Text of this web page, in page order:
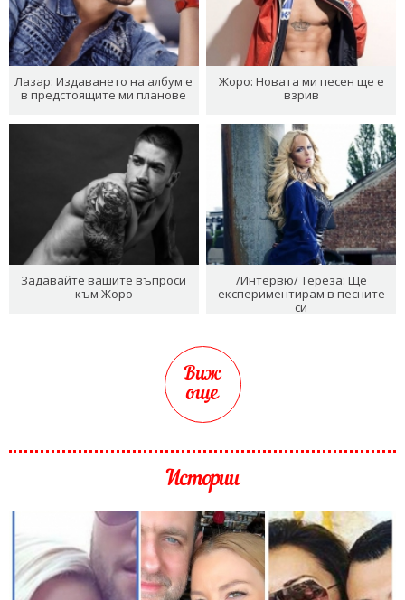
Лазар: Издаването на албум е
в предстоящите ми планове
Жоро: Новата ми песен ще е
взрив
Задавайте вашите въпроси
към Жоро
/Интервю/ Тереза: Ще
експериментирам в песните
си
Виж
още
Истории